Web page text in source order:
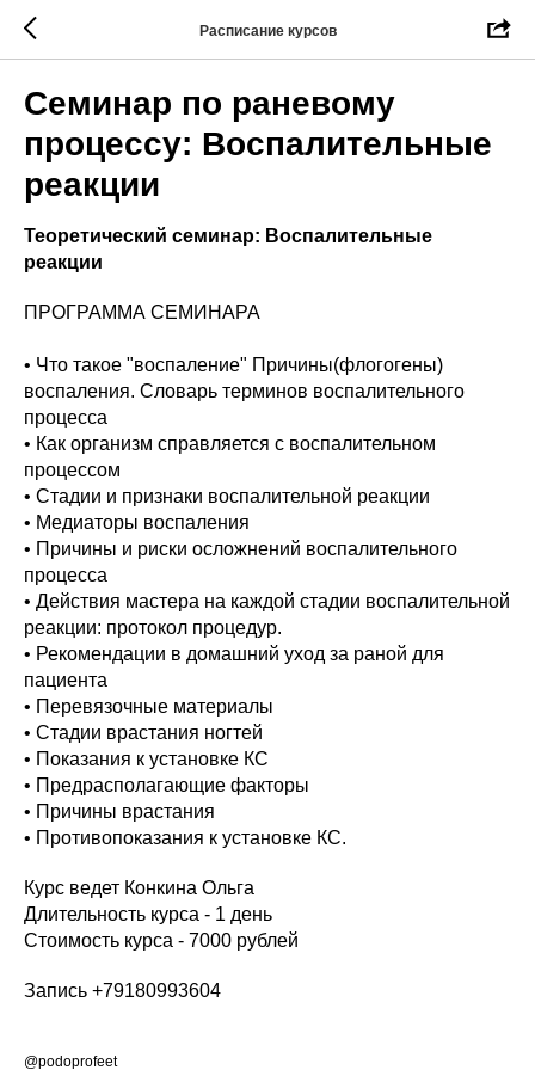
Расписание курсов
Семинар по раневому
процессу: Воспалительные
реакции
Теоретический семинар: Воспалительные
реакции
ПРОГРАММА СЕМИНАРА
• Что такое "воспаление" Причины(флогогены)
воспаления. Словарь терминов воспалительного
процесса
• Как организм справляется с воспалительном
процессом
• Стадии и признаки воспалительной реакции
• Медиаторы воспаления
• Причины и риски осложнений воспалительного
процесса
• Действия мастера на каждой стадии воспалительной
реакции: протокол процедур.
• Рекомендации в домашний уход за раной для
пациента
• Перевязочные материалы
• Стадии врастания ногтей
• Показания к установке КС
• Предрасполагающие факторы
• Причины врастания
• Противопоказания к установке КС.
Курс ведет Конкина Ольга
Длительность курса - 1 день
Стоимость курса - 7000 рублей
Запись +79180993604
@podoprofeet